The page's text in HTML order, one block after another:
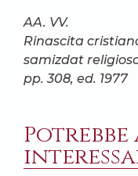
AA. VV.
Rinascita
samizdat
pp. 308, ed. 1977